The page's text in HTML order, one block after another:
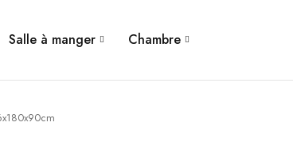
Salle à manger Chambre